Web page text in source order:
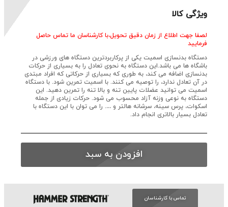
ویژگی کالا
لصفا جهت اطلاع از زمان دقیق تحویل،با کارشناسان ما تماس حاصل
فرمایید
دستگاه بدنسازی اسمیت یکی از پرکاربردترین دستگاه های ورزشی در
باشگاه ها می باشد.این دستگاه به نحوی تعادل را به بسیاری از حرکات
بدنسازی اضافه می کند، به طوری که بسیاری از حرکاتی که افراد مبتدی
در آن تعادل ندارد، را توصیه می کنند. با اسمیت تمرین شود. با دستگاه
اسمیت می توانید عضلات پایین تنه و بالا تنه را تمرین دهید. این
دستگاه به نوعی وزنه آزاد محسوب می شود. حرکات زیادی از جمله
اسکوات، پرس سینه، سرشانه هالتر و …. را می توان با این دستگاه با
تعادل بسیار بالاتری انجام داد.
افزودن به سبد
تماس با کارشناسان